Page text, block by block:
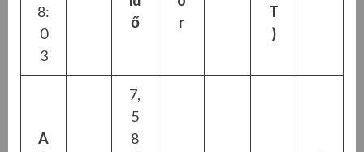
8:
0
3
ő
r
T
)
A
7,
5
8